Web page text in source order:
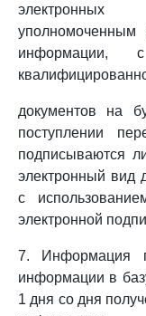
электронных
информации,
документов на
поступлении
подписываются
электронный вид
с
электронной
7. Информация
информации в
1 дня со дня